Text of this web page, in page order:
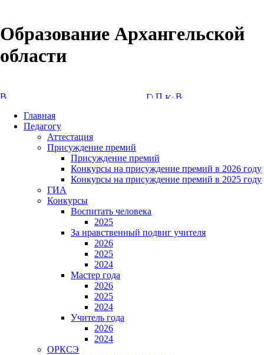
Образование Архангельской
области
Главная
Педагогу
Аттестация
Присуждение премий
Присуждение премий
Конкурсы на присуждение премий в 2026 году
Конкурсы на присуждение премий в 2025 году
ГИА
Конкурсы
Воспитать человека
2025
За нравственный подвиг учителя
2026
2025
2024
Мастер года
2026
2025
2024
Учитель года
2026
2024
ОРКСЭ